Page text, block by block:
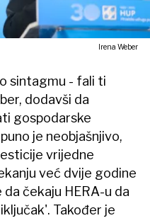
Irena Weber
sintagmu - fali ti
dodavši da
gospodarske
je neobjašnjivo,
vrijedne
već dvije godine
čekaju HERA-u da
Također je